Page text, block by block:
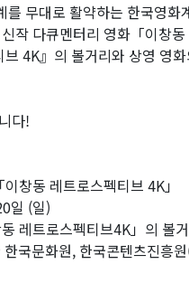
를 무대로 활약하는 한국영
작 다큐멘터리 영화「이창
4K』의 볼거리와 상영 영
다!
창동 레트로스펙티브 4K」
일 (일)
레트로스펙티브4K」의 볼
국문화원, 한국콘텐츠진흥